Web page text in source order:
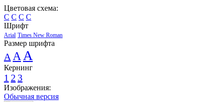
Цветовая схема:
C C C C
Шрифт
Arial Times New Roman
Размер шрифта
A A A
Кернинг
1 2 3
Изображения:
Обычная версия